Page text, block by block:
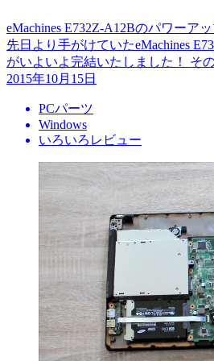
eMachines E732Z-A12Bのパワーア
先日より手がけていたeMachines
がいよいよ完結いたしました！ そ
2015年10月15日
PCパーツ
Windows
いろいろレビュー